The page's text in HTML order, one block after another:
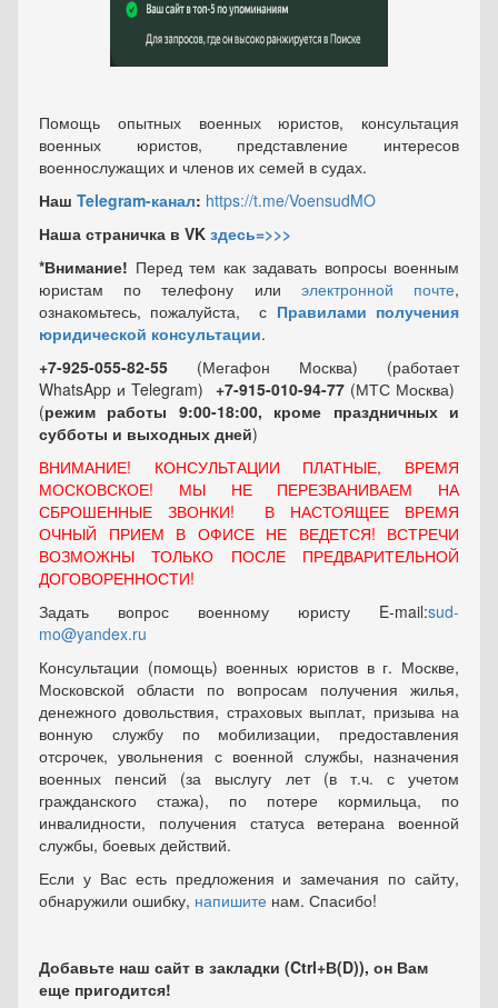
Помощь опытных военных юристов, консультация
военных юристов, представление интересов
военнослужащих и членов их семей в судах.
Наш Telegram-канал: https://t.me/VoensudMO
Наша страничка в VK здесь=>>>
*Внимание! Перед тем как задавать вопросы военным
юристам по телефону или электронной почте,
ознакомьтесь, пожалуйста, с Правилами получения
юридической консультации.
+7-925-055-82-55 (Мегафон Москва) (работает
WhatsApp и Telegram) +7-915-010-94-77 (МТС Москва)
(режим работы 9:00-18:00, кроме праздничных и
субботы и выходных дней)
ВНИМАНИЕ! КОНСУЛЬТАЦИИ ПЛАТНЫЕ, ВРЕМЯ
МОСКОВСКОЕ! МЫ НЕ ПЕРЕЗВАНИВАЕМ НА
СБРОШЕННЫЕ ЗВОНКИ! В НАСТОЯЩЕЕ ВРЕМЯ
ОЧНЫЙ ПРИЕМ В ОФИСЕ НЕ ВЕДЕТСЯ! ВСТРЕЧИ
ВОЗМОЖНЫ ТОЛЬКО ПОСЛЕ ПРЕДВАРИТЕЛЬНОЙ
ДОГОВОРЕННОСТИ!
Задать вопрос военному юристу E-mail:sud-
mo@yandex.ru
Консультации (помощь) военных юристов в г. Москве,
Московской области по вопросам получения жилья,
денежного довольствия, страховых выплат, призыва на
вонную службу по мобилизации, предоставления
отсрочек, увольнения с военной службы, назначения
военных пенсий (за выслугу лет (в т.ч. с учетом
гражданского стажа), по потере кормильца, по
инвалидности, получения статуса ветерана военной
службы, боевых действий.
Если у Вас есть предложения и замечания по сайту,
обнаружили ошибку, напишите нам. Спасибо!
Добавьте наш сайт в закладки (Ctrl+В(D)), он Вам
еще пригодится!